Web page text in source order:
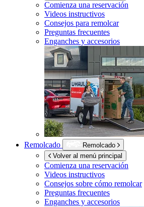
Comienza una reservación
Videos instructivos
Consejos para remolcar
Preguntas frecuentes
Enganches y accesorios
Remolcado
Remolcado
Volver al menú principal
Comienza una reservación
Videos instructivos
Consejos sobre cómo remolcar
Preguntas frecuentes
Enganches y accesorios